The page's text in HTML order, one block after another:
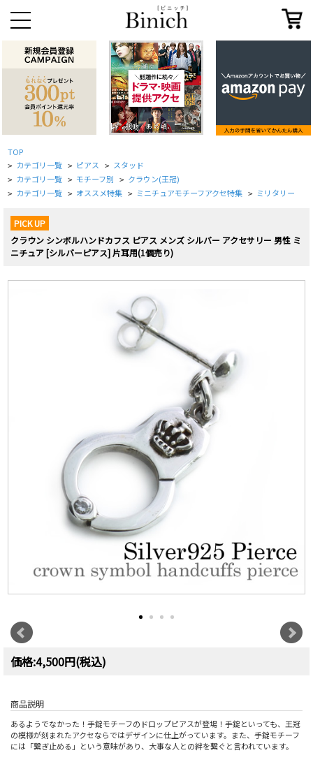
TOP
> カテゴリ一覧 > ピアス > スタッド
> カテゴリ一覧 > モチーフ別 > クラウン(王冠)
> カテゴリ一覧 > オススメ特集 > ミニチュアモチーフアクセ特集 > ミリタリー
PICK UP
クラウン シンボルハンドカフス ピアス メンズ シルバー アクセサリー 男性 ミ
ニチュア [シルバーピアス] 片耳用(1個売り)
価格:4,500円(税込)
商品説明
あるようでなかった！手錠モチーフのドロップピアスが登場！手錠といっても、王冠
の模様が刻まれたアクセならではデザインに仕上がっています。また、手錠モチーフ
には「繋ぎ止める」という意味があり、大事な人との絆を繋ぐと言われています。